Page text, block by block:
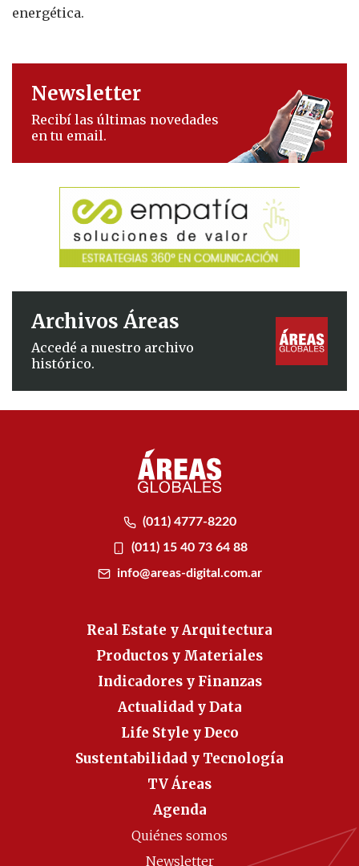
energética.
Newsletter
Recibí las últimas novedades
en tu email.
Archivos Áreas
Accedé a nuestro archivo
histórico.
(011) 4777-8220
(011) 15 40 73 64 88
info@areas-digital.com.ar
Real Estate y Arquitectura
Productos y Materiales
Indicadores y Finanzas
Actualidad y Data
Life Style y Deco
Sustentabilidad y Tecnología
TV Áreas
Agenda
Quiénes somos
Newsletter